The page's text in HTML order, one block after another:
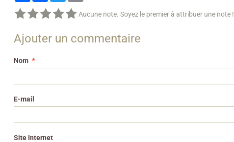
Aucune note. Soyez le premier à attribuer une note !
Ajouter un commentaire
Nom
E-mail
Site Internet